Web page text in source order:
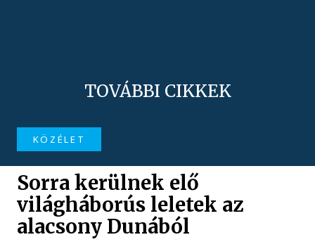
TOVÁBBI CIKKEK
KÖZÉLET
Sorra kerülnek elő
világháborús leletek az
alacsony Dunából